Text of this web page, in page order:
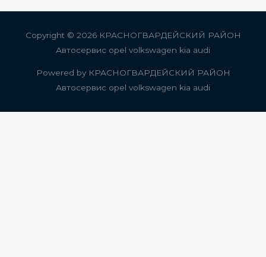
записям
Copyright © 2026 КРАСНОГВАРДЕЙСКИЙ РАЙОН
Автосервис opel volkswagen kia audi
Powered by КРАСНОГВАРДЕЙСКИЙ РАЙОН
Автосервис opel volkswagen kia audi